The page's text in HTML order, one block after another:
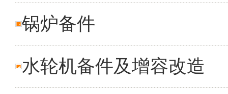
锅炉备件
水轮机备件及增容改造